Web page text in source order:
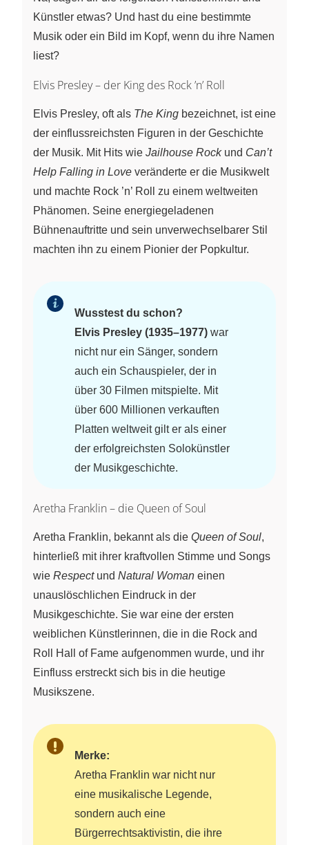
Künstler etwas? Und hast du eine bestimmte
Musik oder ein Bild im Kopf, wenn du ihre Namen
liest?
Elvis Presley – der King des Rock ’n’ Roll
Elvis Presley, oft als The King bezeichnet, ist eine
der einflussreichsten Figuren in der Geschichte
der Musik. Mit Hits wie Jailhouse Rockund Can’t
Help Falling in Love veränderte er die Musikwelt
und machte Rock ’n’ Roll zu einem weltweiten
Phänomen. Seine energiegeladenen
Bühnenauftritte und sein unverwechselbarer Stil
machten ihn zu einem Pionier der Popkultur.
Wusstest du schon?
Elvis Presley (1935–1977) war
nicht nur ein Sänger, sondern
auch ein Schauspieler, der in
über 30 Filmen mitspielte. Mit
über 600 Millionen verkauften
Platten weltweit gilt er als einer
der erfolgreichsten Solokünstler
der Musikgeschichte.
Aretha Franklin – die Queen of Soul
Aretha Franklin, bekannt als die Queen of Soul,
hinterließ mit ihrer kraftvollen Stimme und Songs
wie Respectund Natural Woman einen
unauslöschlichen Eindruck in der
Musikgeschichte. Sie war eine der ersten
weiblichen Künstlerinnen, die in die Rock and
Roll Hall of Fame aufgenommen wurde, und ihr
Einfluss erstreckt sich bis in die heutige
Musikszene.
Merke:
Aretha Franklin war nicht nur
eine musikalische Legende,
sondern auch eine
Bürgerrechtsaktivistin, die ihre